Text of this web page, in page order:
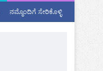
ನಮ್ಮೊಂದಿಗೆ ಸೇರಿಕೊಳ್ಳಿ